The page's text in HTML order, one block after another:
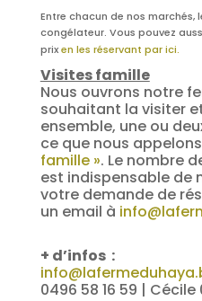
Entre chacun de nos marchés,
congélateur. Vous pouvez
prixen les réservant par ici.
Visites famille
Nous ouvrons notre
souhaitant la visiter
ensemble, une ou
ce que nous appelons
famille ». Le nombre
est indispensable de
votre demande de
un email à
+ d’infos :
0496 58 16 59 | Cécile